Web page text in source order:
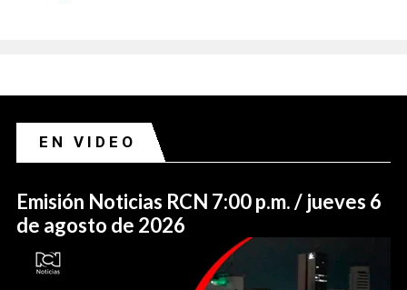
EN VIDEO
Emisión Noticias RCN 7:00 p.m. / jueves 6
de agosto de 2026